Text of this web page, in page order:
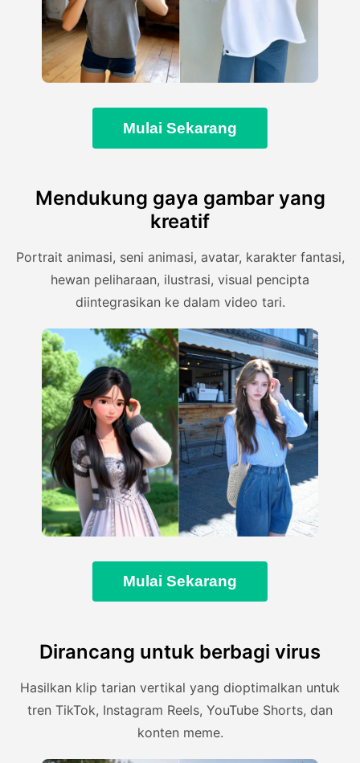
Mulai Sekarang
Mendukung gaya gambar yang
kreatif
Portrait animasi, seni animasi, avatar, karakter fantasi,
hewan peliharaan, ilustrasi, visual pencipta
diintegrasikan ke dalam video tari.
Mulai Sekarang
Dirancang untuk berbagi virus
Hasilkan klip tarian vertikal yang dioptimalkan untuk
tren TikTok, Instagram Reels, YouTube Shorts, dan
konten meme.